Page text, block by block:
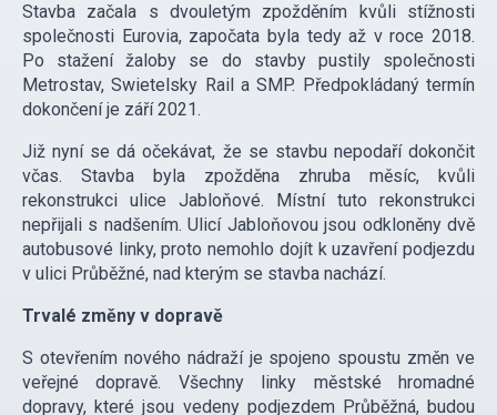
Stavba začala s dvouletým zpožděním kvůli stížnosti
společnosti Eurovia, započata byla tedy až v roce 2018.
Po stažení žaloby se do stavby pustily společnosti
Metrostav, Swietelsky Rail a SMP. Předpokládaný termín
dokončení je září 2021.
Již nyní se dá očekávat, že se stavbu nepodaří dokončit
včas. Stavba byla zpožděna zhruba měsíc, kvůli
rekonstrukci ulice Jabloňové. Místní tuto rekonstrukci
nepřijali s nadšením. Ulicí Jabloňovou jsou odkloněny dvě
autobusové linky, proto nemohlo dojít k uzavření podjezdu
v ulici Průběžné, nad kterým se stavba nachází.
Trvalé změny v dopravě
S otevřením nového nádraží je spojeno spoustu změn ve
veřejné dopravě. Všechny linky městské hromadné
dopravy, které jsou vedeny podjezdem Průběžná, budou